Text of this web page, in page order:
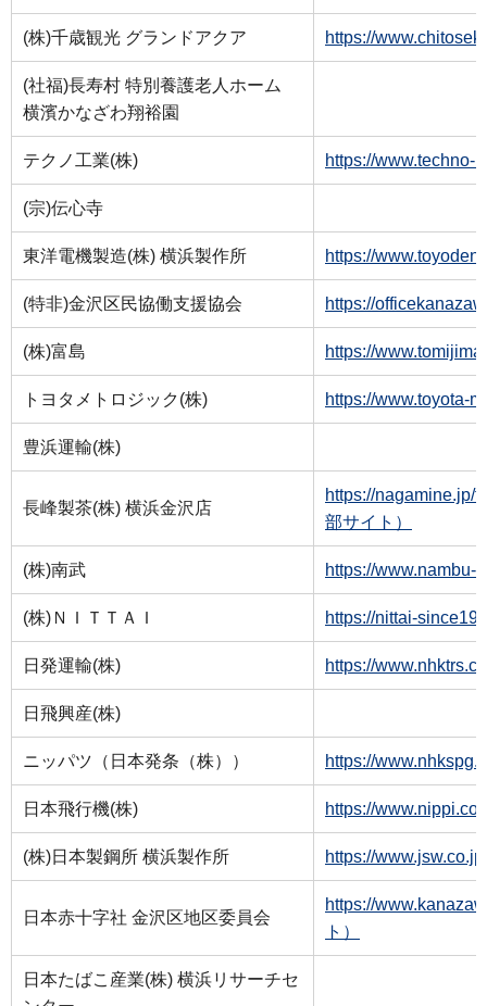
(株)千歳観光 グランドアクア https://
(社福)長寿村 特別養護老人ホーム
横濱かなざわ翔裕園
テクノ工業(株) https://www.techno-
(宗)伝心寺
東洋電機製造(株) 横浜製作所 https://
(特非)金沢区民協働支援協会 https://
(株)富島 https://
トヨタメトロジック(株) https://www.toyota-
豊浜運輸(株)
長峰製茶(株) 横浜金沢店
https://nagamine.jp/
部サイト）
(株)南武 https://www.nambu-
(株)ＮＩＴＴＡＩ https://nittai-
日発運輸(株) https://
日飛興産(株)
ニッパツ（日本発条（株）） https://
日本飛行機(株) https://
(株)日本製鋼所 横浜製作所 https://
日本赤十字社 金沢区地区委員会
https://
ト）
日本たばこ産業(株) 横浜リサーチセ